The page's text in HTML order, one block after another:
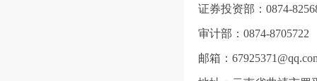
证券投资部：0874-
审计部：0874-8705722
邮箱：